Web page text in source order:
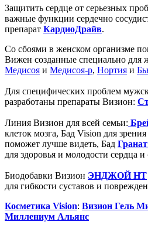
Защитить сердце от серьезных
важные функции сердечно
препарат КардиоДрайв.
Со сбоями в женском организме
Вижен созданные специально
Медисоя и Медисоя-р, Нортия и
Для специфических проблем
разработаны препараты Визион:
Линия Визион для всей семьи:
клеток мозга, Бад Vision для зрения
поможет лучше видеть, Бад
для здоровья и молодости сердца и
Биодобавки Визион ЭНДЖОЙ НТ
для гибкости суставов и
Косметика Vision: Визион Гель
Миллениум Альянс